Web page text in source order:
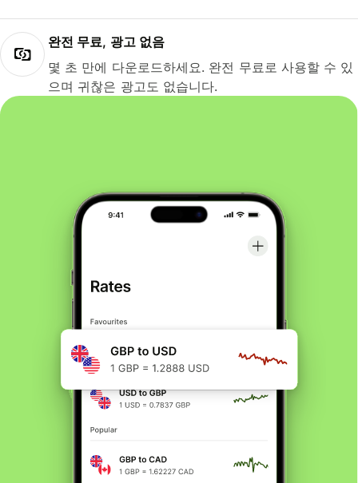
완전 무료, 광고 없음
몇 초 만에 다운로드하세요. 완전 무료로 사용할 수 있
으며 귀찮은 광고도 없습니다.